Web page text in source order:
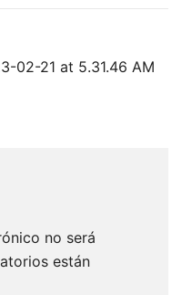
02-21 at 5.31.46 AM
no será
están